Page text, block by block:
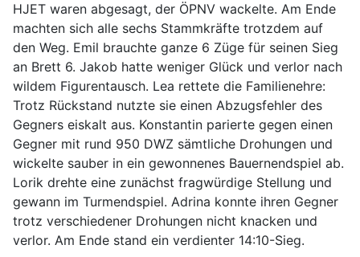
HJET waren abgesagt, der ÖPNV wackelte. Am Ende
machten sich alle sechs Stammkräfte trotzdem auf
den Weg. Emil brauchte ganze 6 Züge für seinen Sieg
an Brett 6. Jakob hatte weniger Glück und verlor nach
wildem Figurentausch. Lea rettete die Familienehre:
Trotz Rückstand nutzte sie einen Abzugsfehler des
Gegners eiskalt aus. Konstantin parierte gegen einen
Gegner mit rund 950 DWZ sämtliche Drohungen und
wickelte sauber in ein gewonnenes Bauernendspiel ab.
Lorik drehte eine zunächst fragwürdige Stellung und
gewann im Turmendspiel. Adrina konnte ihren Gegner
trotz verschiedener Drohungen nicht knacken und
verlor. Am Ende stand ein verdienter 14:10-Sieg.